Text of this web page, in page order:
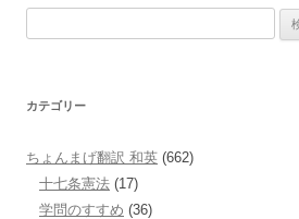
カテゴリー
ちょんまげ翻訳 和英 (662)
十七条憲法 (17)
学問のすすめ (36)